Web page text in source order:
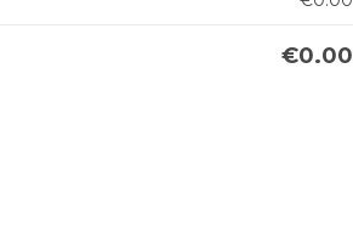
€0.00